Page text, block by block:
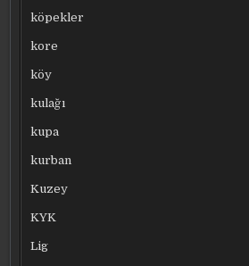
köpekler
kore
köy
kulağı
kupa
kurban
Kuzey
KYK
Lig